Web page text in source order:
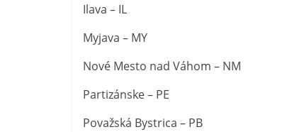
Ilava – IL
Myjava – MY
Nové Mesto nad Váhom – NM
Partizánske – PE
Považská Bystrica – PB